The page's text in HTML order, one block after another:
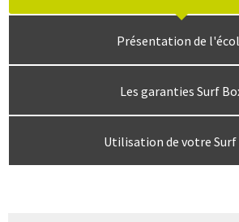
Présentation de
Les garanties Surf
Utilisation de votre Surf